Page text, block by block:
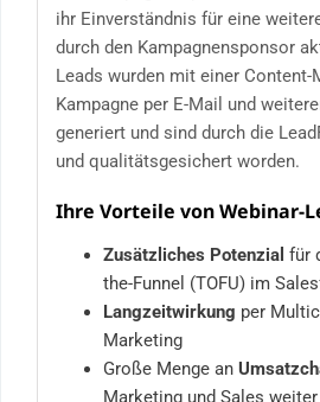
ihr Einverständnis für eine
durch den Kampagnensponsor
Leads wurden mit einer Content-
Kampagne per E-Mail und
generiert und sind durch die
und qualitätsgesichert worden.
Ihre Vorteile von Webinar-
Zusätzliches Potenzial für
the-Funnel (TOFU) im
Langzeitwirkung per
Marketing
Große Menge an
Marketing und Sales